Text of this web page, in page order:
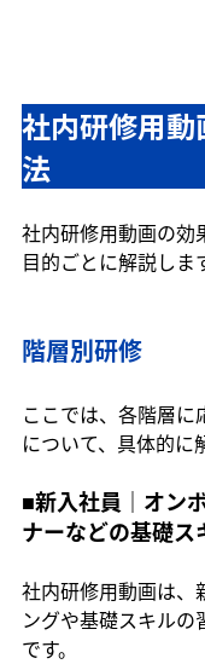
社内研修用
社内研修用動画の効
目的ごとに解説しま
階層別研修
ここでは、各階層
について、具体的に
■新入社員｜オン
ナーなどの基礎ス
社内研修用動画は、
ングや基礎スキル
です。